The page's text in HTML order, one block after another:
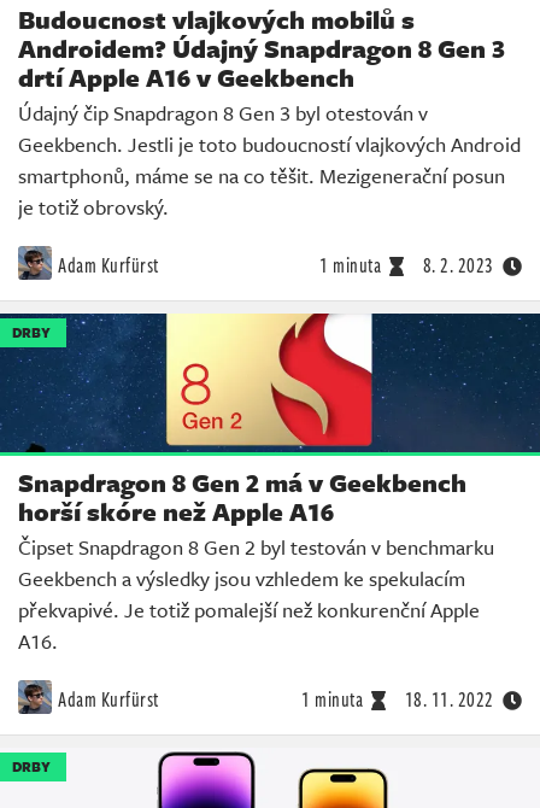
Budoucnost vlajkových mobilů s
Androidem? Údajný Snapdragon 8 Gen 3
drtí Apple A16 v Geekbench
Údajný čip Snapdragon 8 Gen 3 byl otestován v
Geekbench. Jestli je toto budoucností vlajkových Android
smartphonů, máme se na co těšit. Mezigenerační posun
je totiž obrovský.
Adam Kurfürst 1 minuta 8. 2. 2023
DRBY
Snapdragon 8 Gen 2 má v Geekbench
horší skóre než Apple A16
Čipset Snapdragon 8 Gen 2 byl testován v benchmarku
Geekbench a výsledky jsou vzhledem ke spekulacím
překvapivé. Je totiž pomalejší než konkurenční Apple
A16.
Adam Kurfürst 1 minuta 18. 11. 2022
DRBY